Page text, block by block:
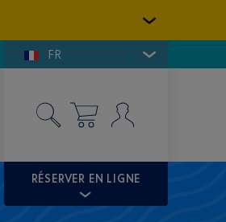
FR
RÉSERVER EN LIGNE